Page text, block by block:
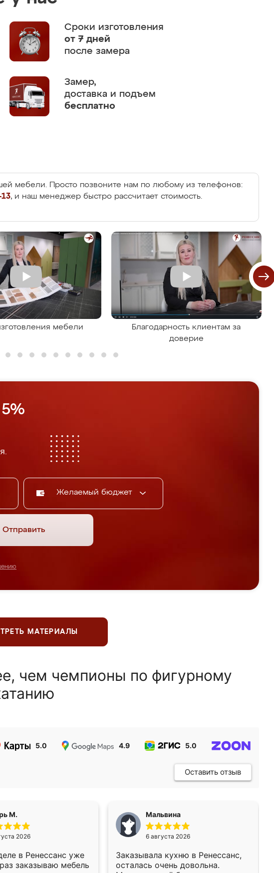
Сроки изготовления
от 7 дней
после замера
Замер,
доставка и подъем
бесплатно
мебели. Просто позвоните нам по любому из телефонов:
, и наш менеджер быстро рассчитает стоимость.
мебели
Благодарность клиентам за
доверие
Желаемый бюджет
Отправить
МАТЕРИАЛЫ
чем чемпионы по фигурному
5.0 4.9 5.0
Оставить отзыв
М.
2026
в Ренессанс уже
заказываю мебель
Мальвина
6 августа 2026
Заказывала кухню в Ренессанс,
осталась очень довольна.